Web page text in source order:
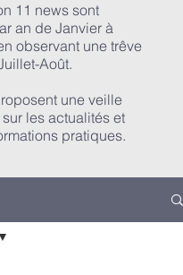
11 news sont
an de Janvier à
observant une trêve
Août.
une veille
les actualités et
pratiques.